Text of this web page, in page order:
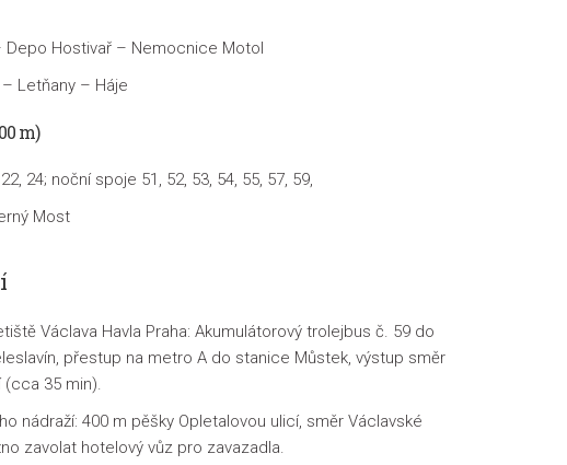
Depo Hostivař – Nemocnice Motol
Letňany – Háje
m)
24; noční spoje 51, 52, 53, 54, 55, 57, 59,
Most
Václava Havla Praha: Akumulátorový trolejbus č. 59 do
, přestup na metro A do stanice Můstek, výstup směr
(cca 35 min).
nádraží: 400 m pěšky Opletalovou ulicí, směr Václavské
zavolat hotelový vůz pro zavazadla.